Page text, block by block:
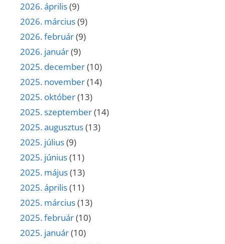
2026. április(9)
2026. március(9)
2026. február(9)
2026. január(9)
2025. december(10)
2025. november(14)
2025. október(13)
2025. szeptember(14)
2025. augusztus(13)
2025. július(9)
2025. június(11)
2025. május(13)
2025. április(11)
2025. március(13)
2025. február(10)
2025. január(10)